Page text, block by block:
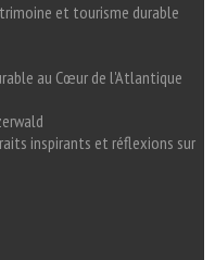
et tourisme durable
au Cœur de l'Atlantique
inspirants et réflexions sur